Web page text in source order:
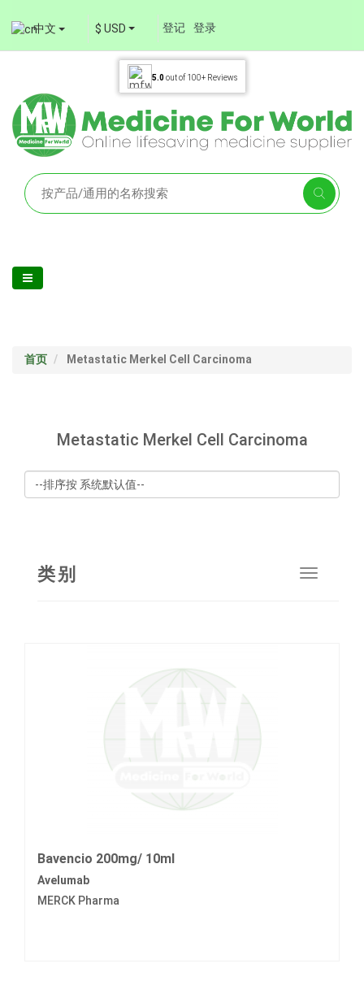
中文 $ USD 登记 登录
5.0out of 100+ Reviews
首页 Metastatic Merkel Cell Carcinoma
Metastatic Merkel Cell Carcinoma
Toggle
类别
Bavencio 200mg/ 10ml
Avelumab
MERCK Pharma